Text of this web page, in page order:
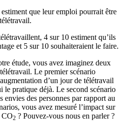
que leur emploi pourrait être
4 sur 10 estiment qu’ils
et 5 sur 10 souhaiteraient le faire.
étude, vous avez imaginez deux
Le premier scénario
d’un jour de télétravail
le pratique déjà. Le second scénario
des personnes par rapport au
vous avez mesuré l’impact sur
CO2 ? Pouvez-vous nous en parler ?